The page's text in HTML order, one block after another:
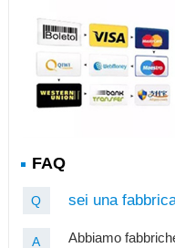
FAQ
Q sei una
A
Abbiamo